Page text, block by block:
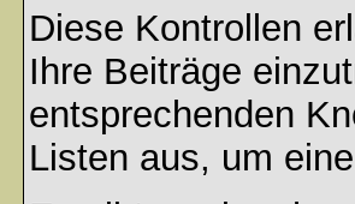
Diese Kontrollen
Ihre Beiträge
entsprechenden
Listen aus, um